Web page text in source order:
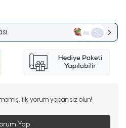
ilk yorum yapan siz olun!
Yap